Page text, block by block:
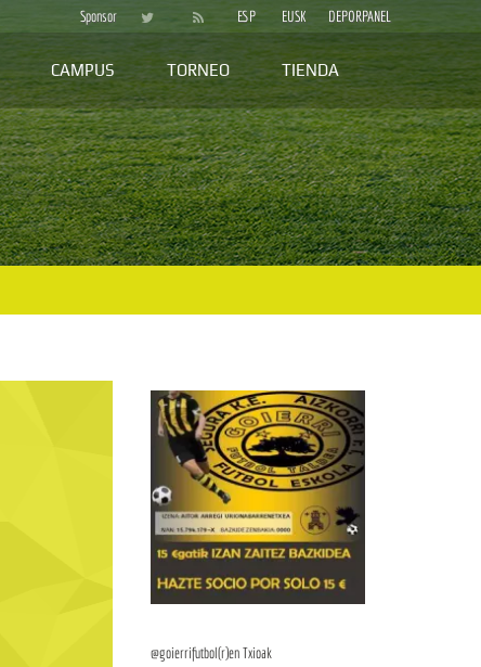
Sponsor ESP EUSK DEPORPANEL
CAMPUS TORNEO TIENDA
@goierrifutbol(r)en Txioak